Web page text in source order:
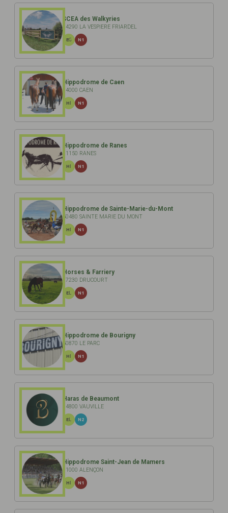
SCEA des Walkyries
14290 LA VESPIERE FRIARDEL
EG N1
Hippodrome de Caen
14000 CAEN
N1
Hippodrome de Ranes
61150 RANES
N1
Hippodrome de Sainte-Marie-du-Mont
50480 SAINTE MARIE DU MONT
N1
Horses & Farriery
27230 DRUCOURT
EL N1
Hippodrome de Bourigny
50870 LE PARC
N1
Haras de Beaumont
14800 VAUVILLE
EL N2
Hippodrome Saint-Jean de Mamers
61000 ALENÇON
N1